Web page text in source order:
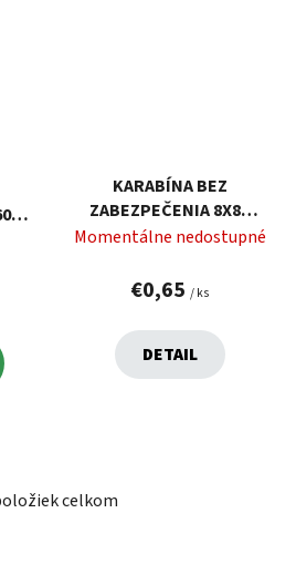
KARABÍNA BEZ
ZABEZPEČENIA 8X80
ČIERNA
Momentálne nedostupné
€0,65 / ks
DETAIL
Ocelkom